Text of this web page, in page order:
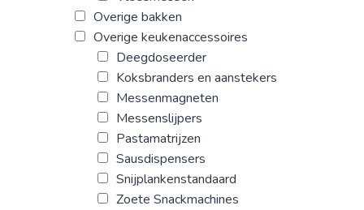
Overige bakken
Overige keukenaccessoires
Deegdoseerder
Koksbranders en aanstekers
Messenmagneten
Messenslijpers
Pastamatrijzen
Sausdispensers
Snijplankenstandaard
Zoete Snackmachines